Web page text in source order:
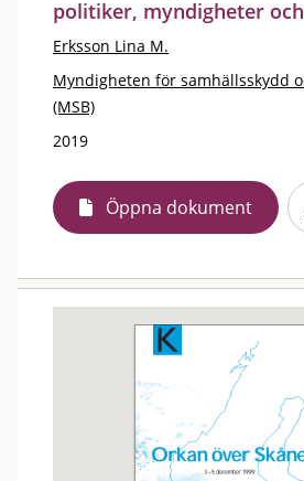
politiker, myndigheter
Erksson Lina M.
Myndigheten för samhällsskydd
(MSB)
2019
Öppna dokument